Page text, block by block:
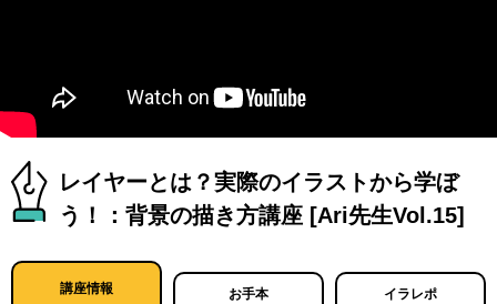
レイヤーとは？実際のイラストから学ぼ
う！：背景の描き方講座 [Ari先生Vol.15]
講座情報 お手本 イラレポ